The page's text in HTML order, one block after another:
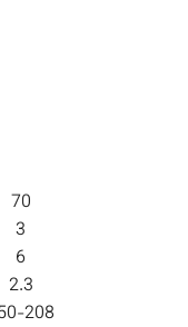
70
3
6
2.3
208